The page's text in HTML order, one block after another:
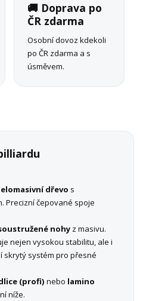
🚚 Doprava po
ČR zdarma
Osobní dovoz kdekoli
po ČR zdarma a s
úsměvem.
dřevo s
Precizní čepované spoje
nohy z masivu.
nejen vysokou stabilitu, ale i
skrytý systém pro přesné
(profi) nebo lamino
níže.